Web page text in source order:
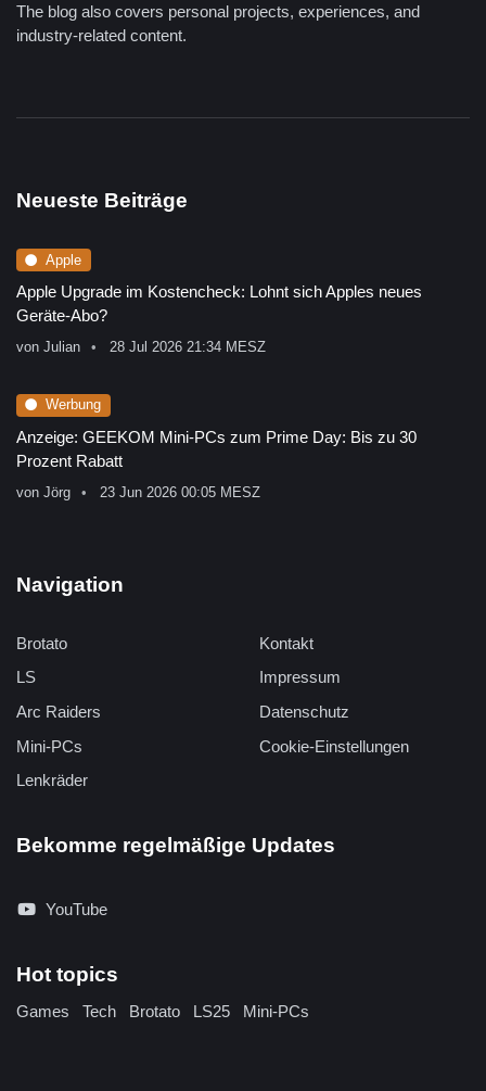
The blog also covers personal projects, experiences, and
industry-related content.
Neueste Beiträge
Apple
Apple Upgrade im Kostencheck: Lohnt sich Apples neues
Geräte-Abo?
von Julian 28 Jul 2026 21:34 MESZ
Werbung
Anzeige: GEEKOM Mini-PCs zum Prime Day: Bis zu 30
Prozent Rabatt
von Jörg 23 Jun 2026 00:05 MESZ
Navigation
Brotato
LS
Arc Raiders
Mini-PCs
Lenkräder
Kontakt
Impressum
Datenschutz
Cookie-Einstellungen
Bekomme regelmäßige Updates
YouTube
Hot topics
Games Tech Brotato LS25 Mini-PCs